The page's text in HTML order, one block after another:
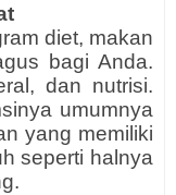
diet, makan
bagi Anda.
dan nutrisi.
umumnya
yang memiliki
seperti halnya